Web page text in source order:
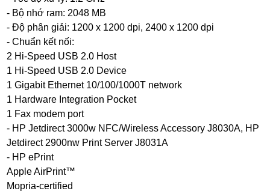
- Bộ nhớ ram: 2048 MB
- Độ phân giải: 1200 x 1200 dpi, 2400 x 1200 dpi
- Chuẩn kết nối:
2 Hi-Speed USB 2.0 Host
1 Hi-Speed USB 2.0 Device
1 Gigabit Ethernet 10/100/1000T network
1 Hardware Integration Pocket
1 Fax modem port
- HP Jetdirect 3000w NFC/Wireless Accessory J8030A, HP
Jetdirect 2900nw Print Server J8031A
- HP ePrint
Apple AirPrint™
Mopria-certified